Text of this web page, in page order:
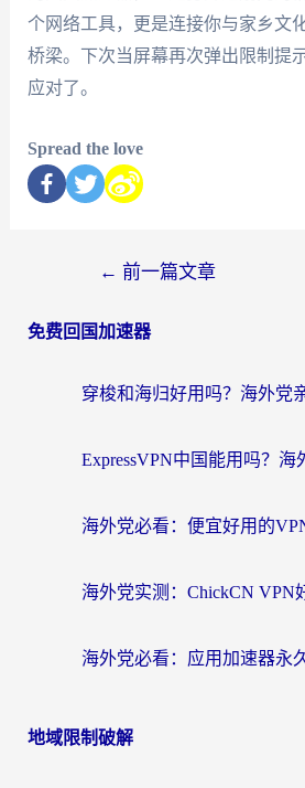
个网络工具，更是连接你与家乡文
桥梁。下次当屏幕再次弹出限制提
应对了。
Spread the love
← 前一篇文章
免费回国加速器
地域限制破解